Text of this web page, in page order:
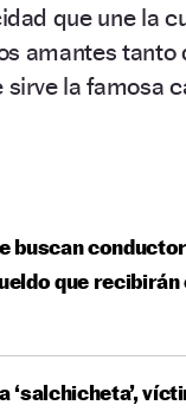
que une la
amantes tanto
la famosa
buscan
que
‘salchicheta’,